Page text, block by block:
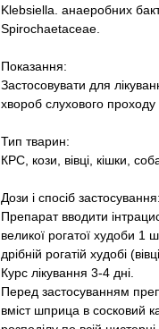
Klebsiella. анаеробних
Spirochaetaceae.
Показання:
Застосовувати для
хвороб слухового
Тип тварин:
КРС, кози, вівці, кішки,
Дози і спосіб застосування:
Препарат вводити
великої рогатої худоби 1
дрібній рогатій худобі
Курс лікування 3-4 дні.
Перед застосуванням
вміст шприца в сосковий